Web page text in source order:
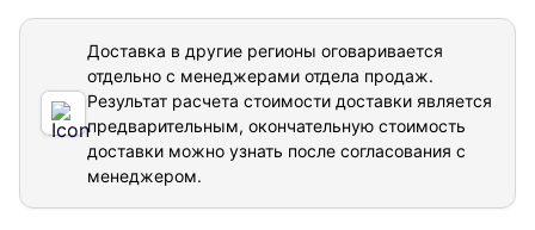
Доставка в другие регионы оговаривается
отдельно с менеджерами отдела продаж.
Результат расчета стоимости доставки является
предварительным, окончательную стоимость
доставки можно узнать после согласования с
менеджером.